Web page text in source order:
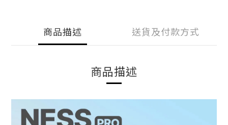
商品描述 送貨及付款方式
商品描述